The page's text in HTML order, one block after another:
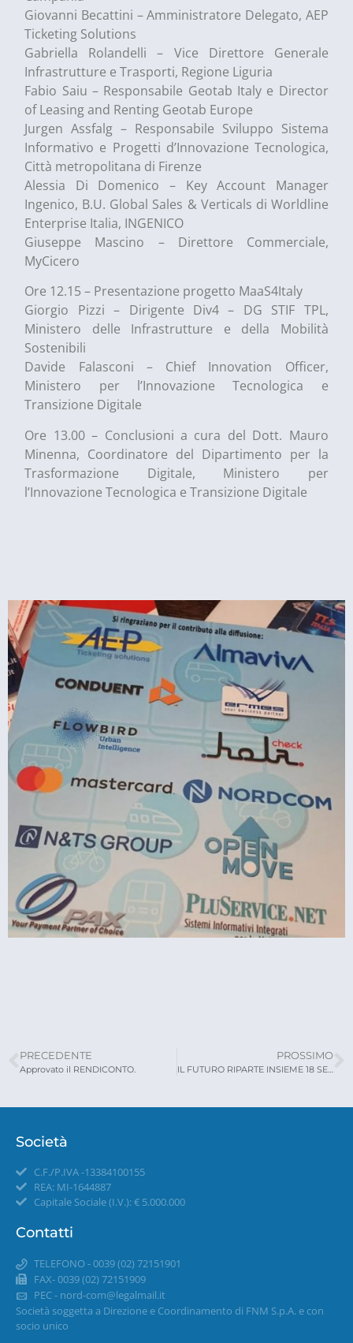
Giovanni Becattini – Amministratore Delegato, AEP
Ticketing Solutions
Gabriella Rolandelli – Vice Direttore Generale
Infrastrutture e Trasporti, Regione Liguria
Fabio Saiu – Responsabile Geotab Italy e Director
of Leasing and Renting Geotab Europe
Jurgen Assfalg – Responsabile Sviluppo Sistema
Informativo e Progetti d’Innovazione Tecnologica,
Città metropolitana di Firenze
Alessia Di Domenico – Key Account Manager
Ingenico, B.U. Global Sales & Verticals di Worldline
Enterprise Italia, INGENICO
Giuseppe Mascino – Direttore Commerciale,
MyCicero
Ore 12.15 – Presentazione progetto MaaS4Italy
Giorgio Pizzi – Dirigente Div4 – DG STIF TPL,
Ministero delle Infrastrutture e della Mobilità
Sostenibili
Davide Falasconi – Chief Innovation Officer,
Ministero per l’Innovazione Tecnologica e
Transizione Digitale
Ore 13.00 – Conclusioni a cura del Dott. Mauro
Minenna, Coordinatore del Dipartimento per la
Trasformazione Digitale, Ministero per
l’Innovazione Tecnologica e Transizione Digitale
PRECEDENTE
Approvato il RENDICONTO.
PROSSIMO
IL FUTURO RIPARTE INSIEME 18 SETTEMBRE 2021
Società
C.F./P.IVA -13384100155
REA: MI-1644887
Capitale Sociale (I.V.): € 5.000.000
Contatti
TELEFONO - 0039 (02) 72151901
FAX- 0039 (02) 72151909
PEC - nord-com@legalmail.it
Società soggetta a Direzione e Coordinamento di FNM S.p.A. e con
socio unico